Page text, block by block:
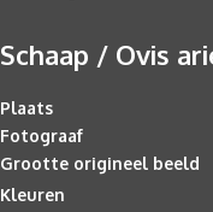
Schaap / Ovis
Plaats
Fotograaf
Grootte origineel beeld
Kleuren